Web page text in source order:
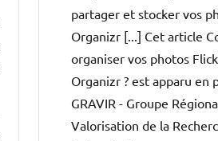
partager et stocker vos
Organizr [...] Cet article
organiser vos photos
Organizr ? est apparu en
GRAVIR - Groupe
Valorisation de la